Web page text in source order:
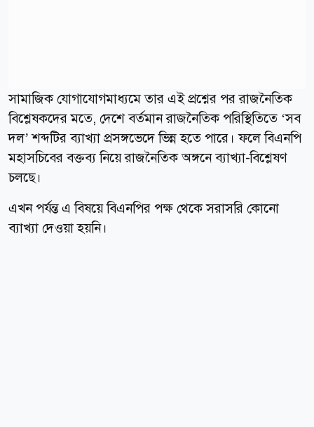
সামাজিক যোগাযোগমাধ্যমে তার এই প্রশ্নের পর রাজনৈতিক
বিশ্লেষকদের মতে, দেশে বর্তমান রাজনৈতিক পরিস্থিতিতে ‘সব
দল’ শব্দটির ব্যাখ্যা প্রসঙ্গভেদে ভিন্ন হতে পারে। ফলে বিএনপি
মহাসচিবের বক্তব্য নিয়ে রাজনৈতিক অঙ্গনে ব্যাখ্যা-বিশ্লেষণ
চলছে।
এখন পর্যন্ত এ বিষয়ে বিএনপির পক্ষ থেকে সরাসরি কোনো
ব্যাখ্যা দেওয়া হয়নি।